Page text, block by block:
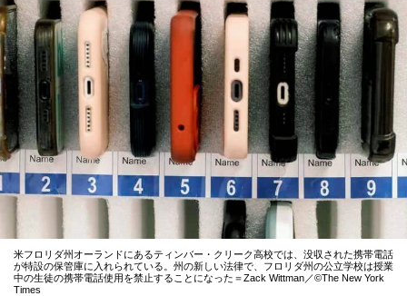
米フロリダ州オーランドにあるティンバー・クリーク高校では、没収された携帯電話
が特設の保管庫に入れられている。州の新しい法律で、フロリダ州の公立学校は授業
中の生徒の携帯電話使用を禁止することになった＝Zack Wittman／©The New York
Times